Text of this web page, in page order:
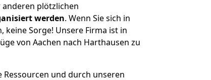
plötzlichen
werden. Wenn Sie sich in
Sorge! Unsere Firma ist in
von Aachen nach Harthausen zu
und durch unseren